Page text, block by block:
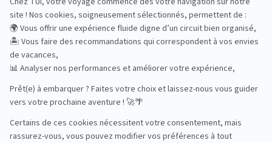
Road Trips
Safari
Sénior